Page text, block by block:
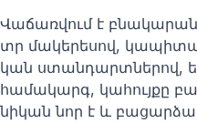
Վաճառվում է բնակարան
տր մակերեսով,
կան ստանդարտներով,
համակարգ, կահույքը
նիկան նոր է և